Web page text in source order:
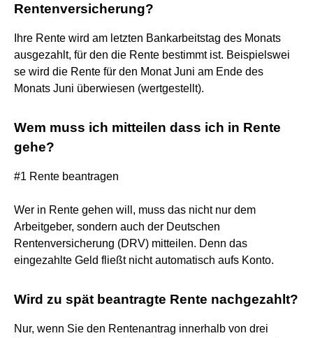
Rentenversicherung?
Ihre Rente wird am letzten Bankarbeitstag des Monats
ausgezahlt, für den die Rente bestimmt ist. Beispielswei
se wird die Rente für den Monat Juni am Ende des
Monats Juni überwiesen (wertgestellt).
Wem muss ich mitteilen dass ich in Rente
gehe?
#1 Rente beantragen
Wer in Rente gehen will, muss das nicht nur dem
Arbeitgeber, sondern auch der Deutschen
Rentenversicherung (DRV) mitteilen. Denn das
eingezahlte Geld fließt nicht automatisch aufs Konto.
Wird zu spät beantragte Rente nachgezahlt?
Nur, wenn Sie den Rentenantrag innerhalb von drei